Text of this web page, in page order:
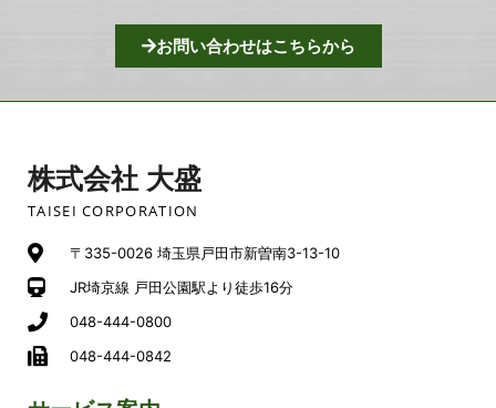
お問い合わせはこちらから
株式会社 大盛
TAISEI CORPORATION
〒335-0026 埼玉県戸田市新曽南3-13-10
JR埼京線 戸田公園駅より徒歩16分
048-444-0800
048-444-0842